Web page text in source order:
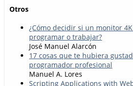
Otros
¿Cómo decidir si un monitor
programar o trabajar?
José Manuel Alarcón
17 cosas que te hubiera
programador profesional
Manuel A. Lores
Scripting Applications with